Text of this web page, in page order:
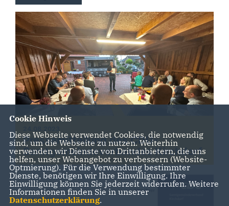
Pressemitteilung des CDU-
Samtgemeindeverbandes Kirchdorf
Cookie Hinweis
Diese Webseite verwendet Cookies, die notwendig
sind, um die Webseite zu nutzen. Weiterhin
verwenden wir Dienste von Drittanbietern, die uns
helfen, unser Webangebot zu verbessern (Website-
Optmierung). Für die Verwendung bestimmter
Dienste, benötigen wir Ihre Einwilligung. Ihre
Einwilligung können Sie jederzeit widerrufen. Weitere
Informationen finden Sie in unserer
Datenschutzerklärung.